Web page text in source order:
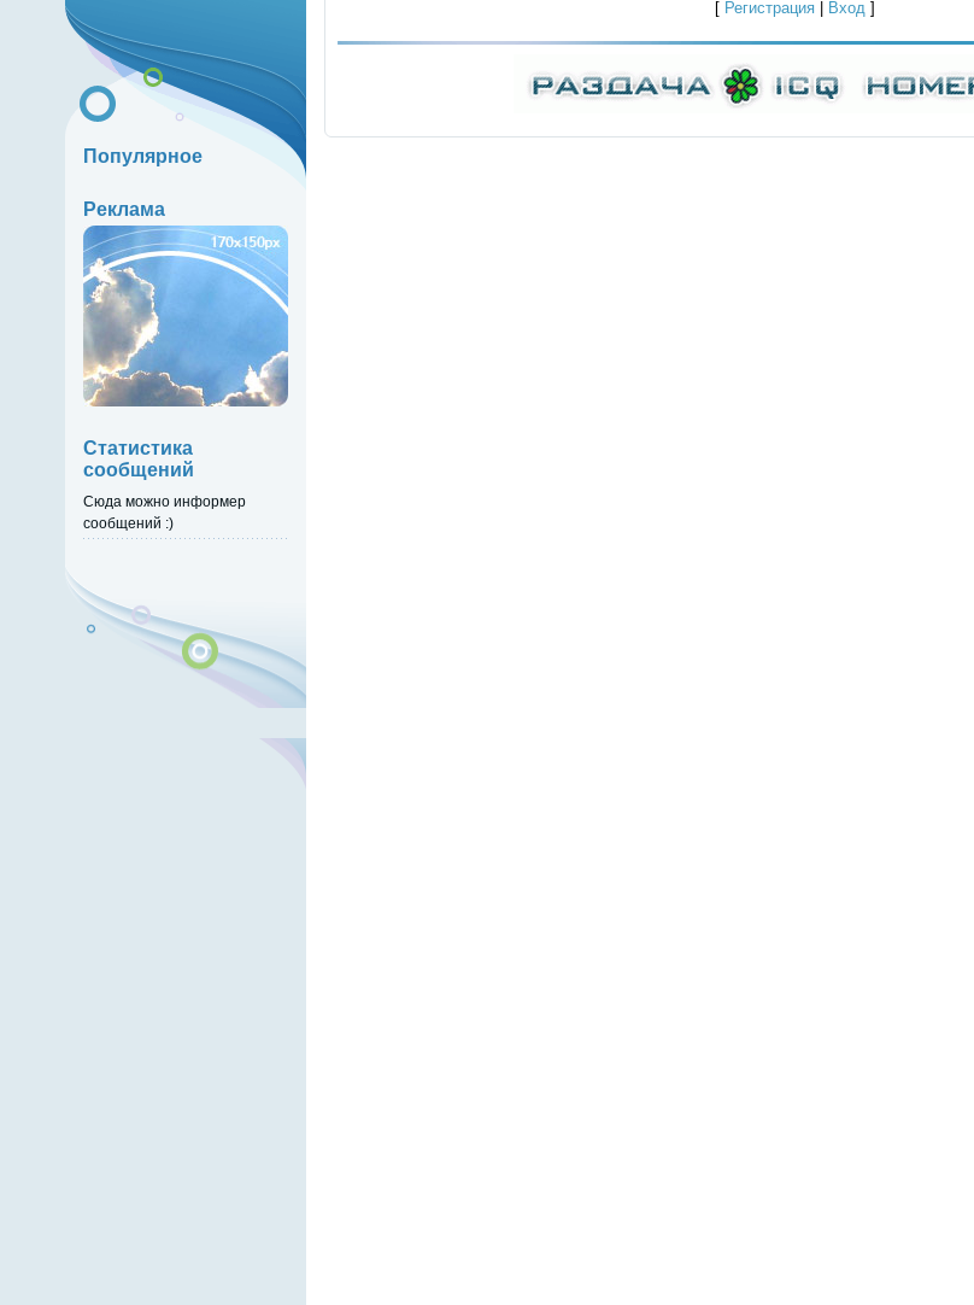
[ Регистрация | Вход ]
Популярное
Реклама
Статистика
сообщений
Сюда можно информер
сообщений :)